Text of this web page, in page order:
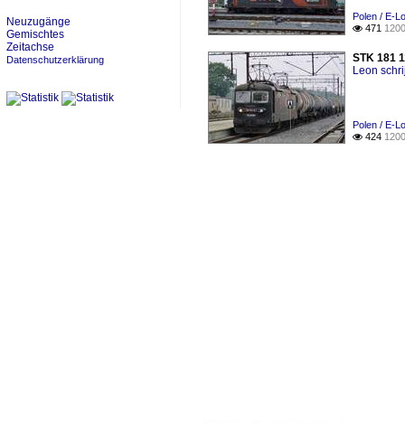
Polen / E-
 471
STK 181
Leon
Polen / E-
 424
Neuzugänge
Gemischtes
Zeitachse
Datenschutzerklärung